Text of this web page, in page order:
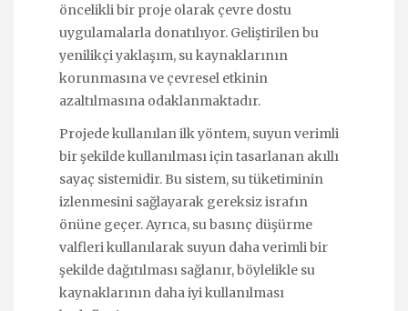
öncelikli bir proje olarak çevre dostu
uygulamalarla donatılıyor. Geliştirilen bu
yenilikçi yaklaşım, su kaynaklarının
korunmasına ve çevresel etkinin
azaltılmasına odaklanmaktadır.
Projede kullanılan ilk yöntem, suyun verimli
bir şekilde kullanılması için tasarlanan akıllı
sayaç sistemidir. Bu sistem, su tüketiminin
izlenmesini sağlayarak gereksiz israfın
önüne geçer. Ayrıca, su basınç düşürme
valfleri kullanılarak suyun daha verimli bir
şekilde dağıtılması sağlanır, böylelikle su
kaynaklarının daha iyi kullanılması